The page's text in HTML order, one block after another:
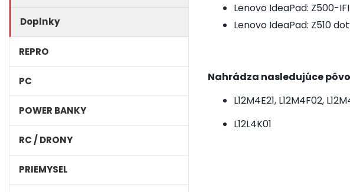
Doplnky
REPRO
PC
POWER BANKY
RC / DRONY
PRIEMYSEL
Lenovo IdeaPad: Z500-IFI
Lenovo IdeaPad: Z510
Nahrádza nasledujúce
L12M4E21, L12M4F02,
L12L4K01